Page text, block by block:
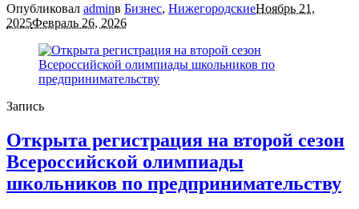
Опубликовал adminв Бизнес, НижегородскиеНоябрь 21,
2025Февраль 26, 2026
Запись
Открыта регистрация на второй сезон
Всероссийской олимпиады
школьников по предпринимательству